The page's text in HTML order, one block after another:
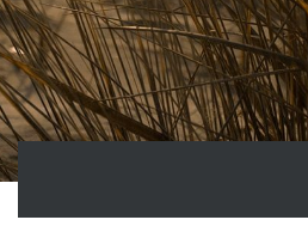
Tel: +31 (0) 222
E-mail:
Contact
Vacatures